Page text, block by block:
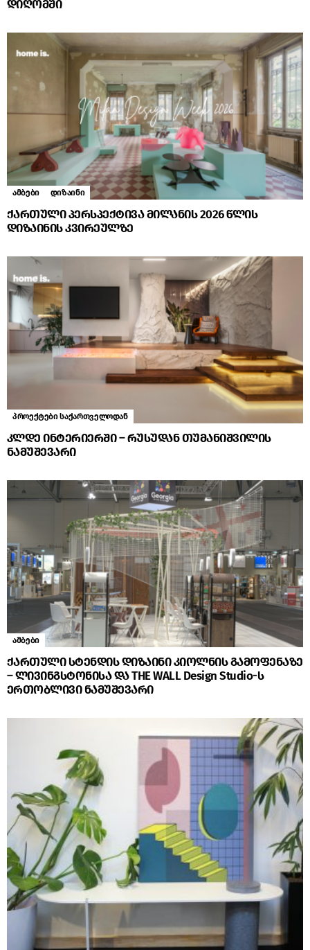
დიღომში
ამბები დიზაინი
ქართული პერსპექტივა მილანის 2026 წლის
დიზაინის კვირეულზე
პროექტები საქართველოდან
კლდე ინტერიერში – რუსუდან თუმანიშვილის
ნამუშევარი
ამბები
ქართული სტენდის დიზაინი კიოლნის გამოფენაზე
– ლივინგსტონისა და THE WALL Design Studio-ს
ერთობლივი ნამუშევარი